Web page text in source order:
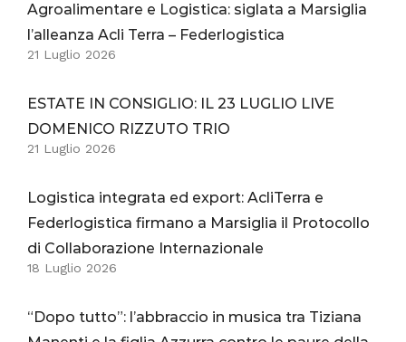
Agroalimentare e Logistica: siglata a Marsiglia
l’alleanza Acli Terra – Federlogistica
21 Luglio 2026
ESTATE IN CONSIGLIO: IL 23 LUGLIO LIVE
DOMENICO RIZZUTO TRIO
21 Luglio 2026
Logistica integrata ed export: AcliTerra e
Federlogistica firmano a Marsiglia il Protocollo
di Collaborazione Internazionale
18 Luglio 2026
“Dopo tutto”: l’abbraccio in musica tra Tiziana